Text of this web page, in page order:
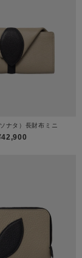
ナタ）長財布ミニ